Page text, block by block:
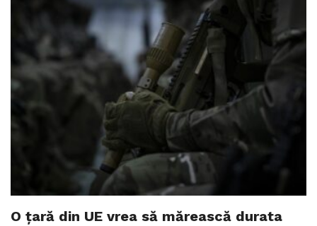
O țară din UE vrea să mărească durata